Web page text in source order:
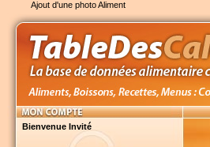
Ajout d'une photo Aliment
Bienvenue Invité